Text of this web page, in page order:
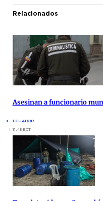
Relacionados
Asesinan a funcionario
ECUADOR
11:48 ECT